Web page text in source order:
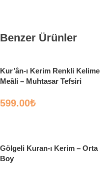
Benzer Ürünler
Kur’ân-ı Kerim Renkli Kelime
Meâli – Muhtasar Tefsiri
599.00₺
Gölgeli Kuran-ı Kerim – Orta
Boy